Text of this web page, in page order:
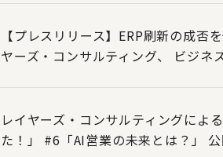
【プレスリリース】ERP刷新の成
ヤーズ・コンサルティング、 ビジ
レイヤーズ・コンサルティングによ
た！」 #6「AI営業の未来とは？」